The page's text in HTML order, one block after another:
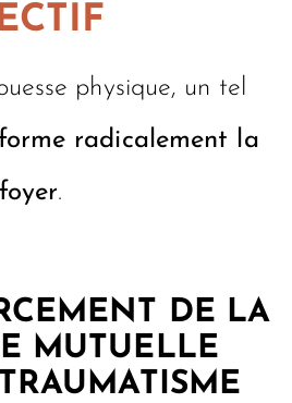
physique, un tel
radicalement la
.
DE LA
MUTUELLE